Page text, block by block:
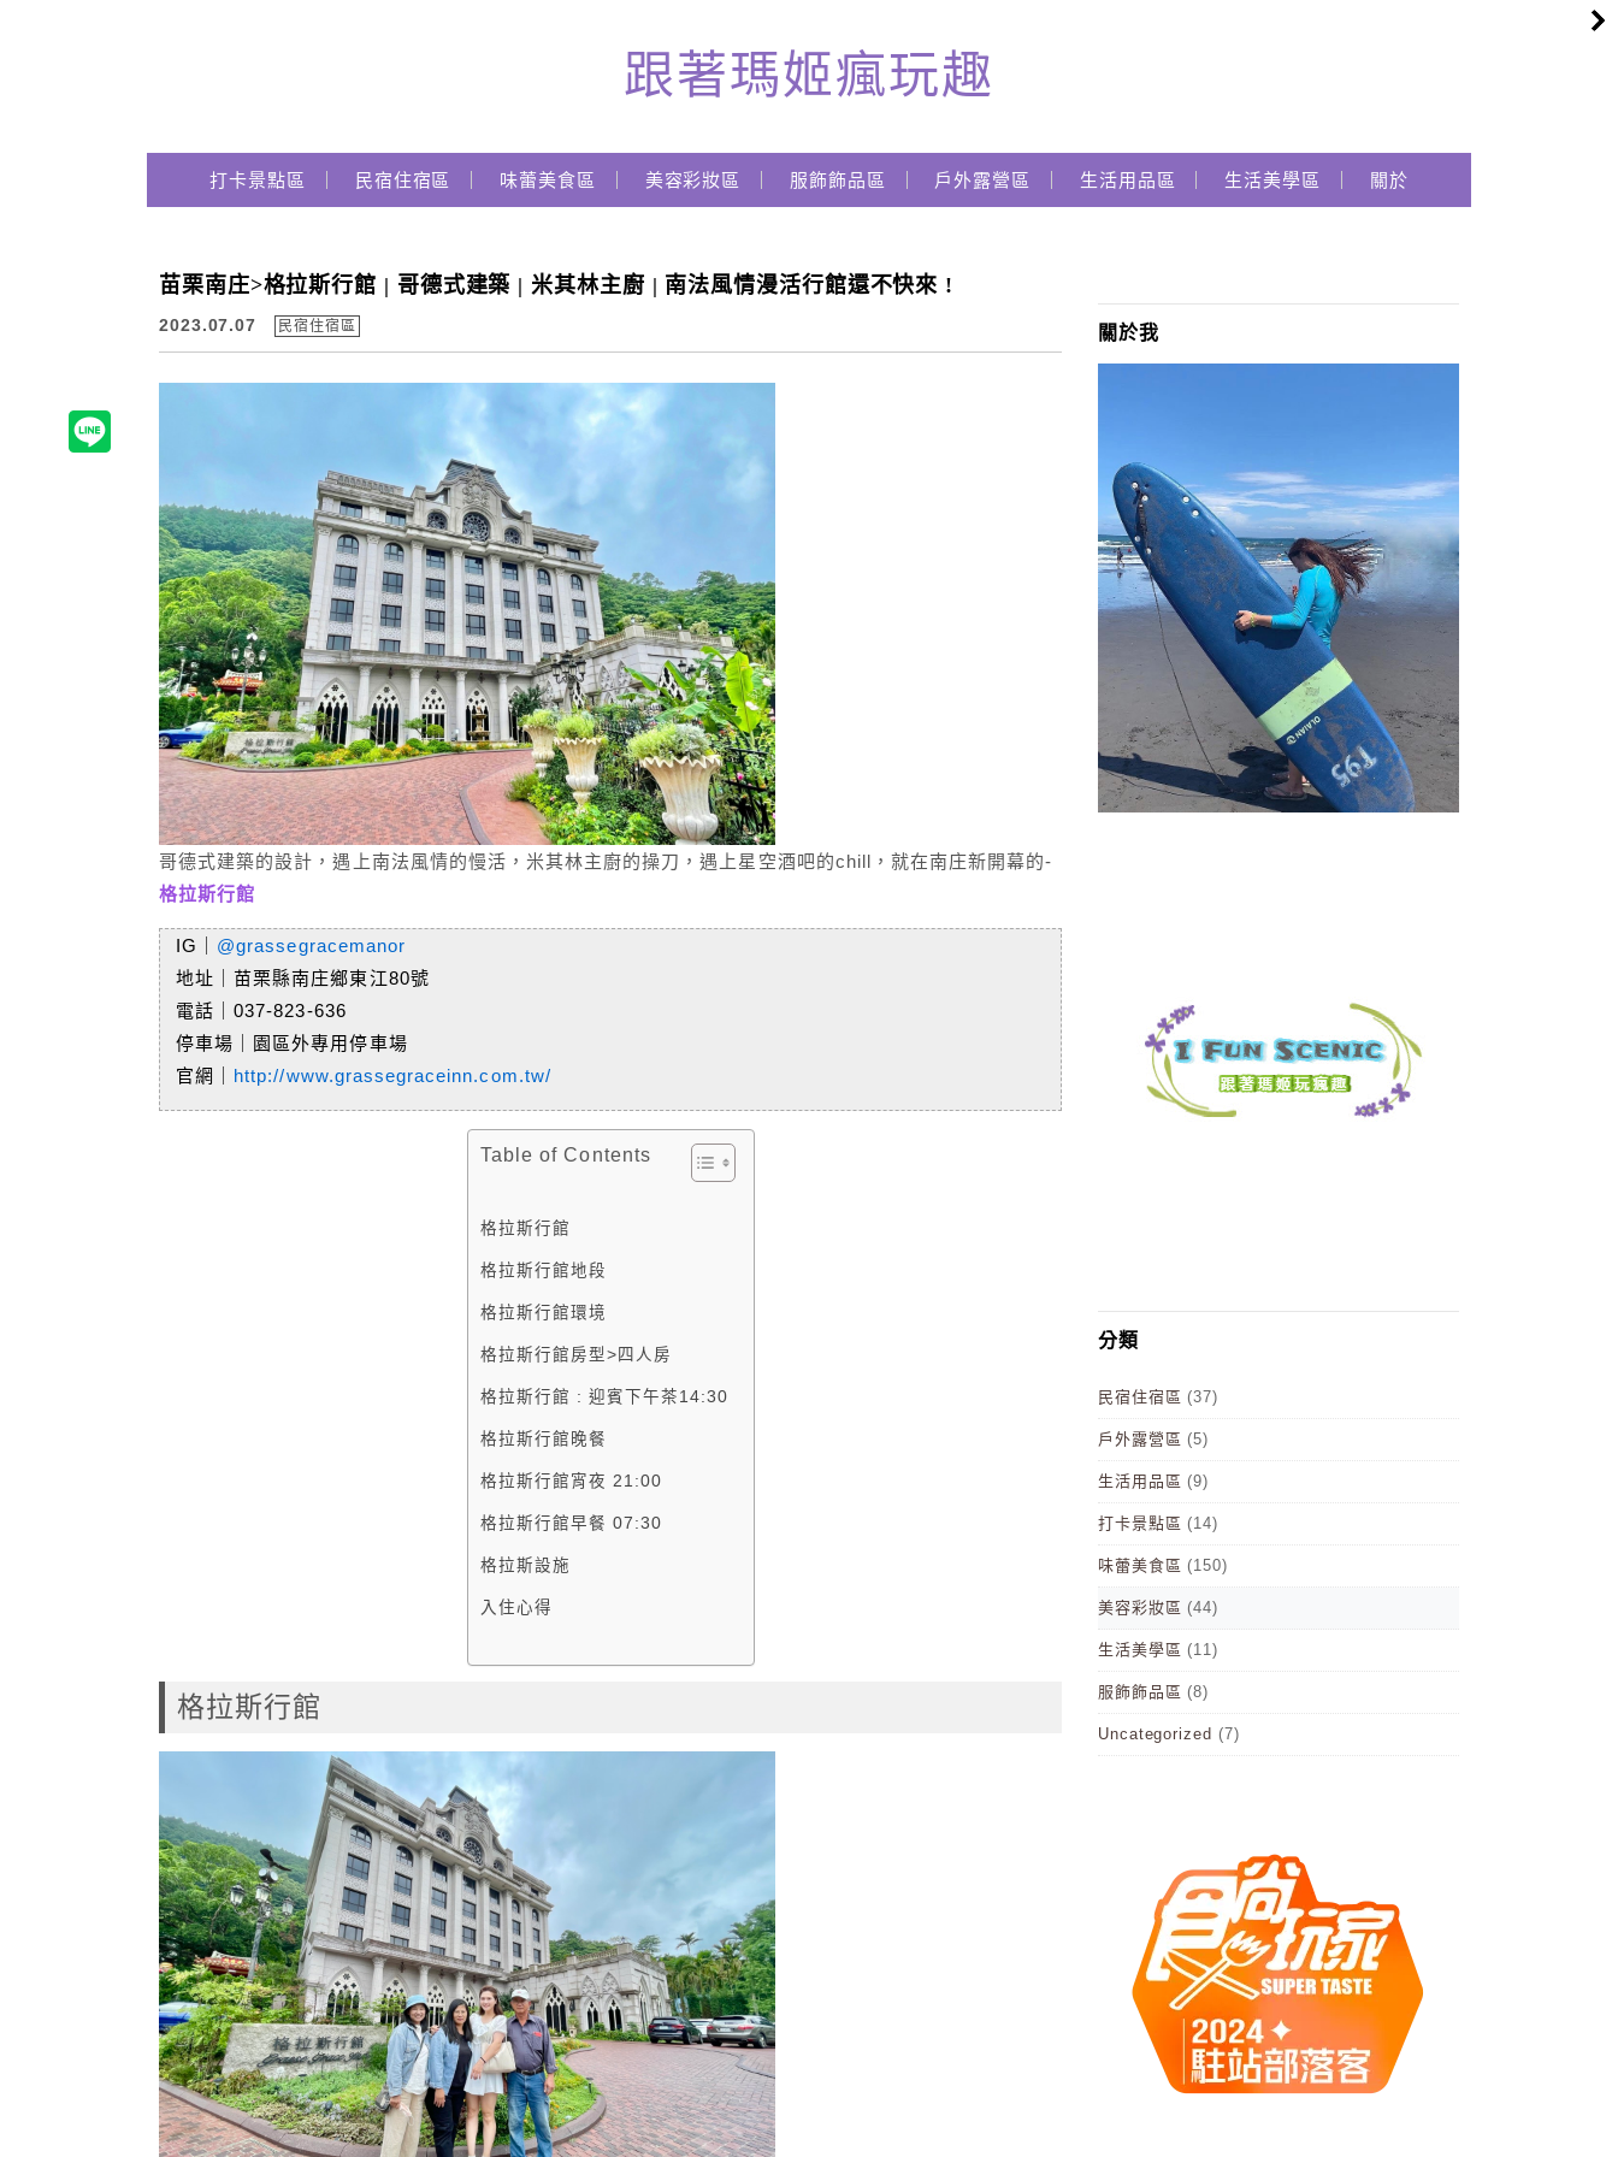
跟著瑪姬瘋玩趣
跟著瑪姬瘋玩趣
Main Menu
打卡景點區 民宿住宿區 味蕾美食區 美容彩妝區 服飾飾品區 戶外露營區 生活用品區 生活美學區 關於
苗栗南庄>格拉斯行館 | 哥德式建築 | 米其林主廚 | 南法風情漫活行館還不快來 !
2023.07.07 民宿住宿區
哥德式建築的設計，遇上南法風情的慢活，米其林主廚的操刀，遇上星空酒吧的chill，就在南庄新開幕的-
格拉斯行館
IG｜ @grassegracemanor
地址｜苗栗縣南庄鄉東江80號
電話｜037-823-636
停車場｜園區外專用停車場
官網｜ http://www.grassegraceinn.com.tw/
Table of Contents
格拉斯行館
格拉斯行館地段
格拉斯行館環境
格拉斯行館房型>四人房
格拉斯行館 : 迎賓下午茶14:30
格拉斯行館晚餐
格拉斯行館宵夜 21:00
格拉斯行館早餐 07:30
格拉斯設施
入住心得
格拉斯行館
關於我
分類
民宿住宿區 (37)
戶外露營區 (5)
生活用品區 (9)
打卡景點區 (14)
味蕾美食區 (150)
美容彩妝區 (44)
生活美學區 (11)
服飾飾品區 (8)
Uncategorized (7)